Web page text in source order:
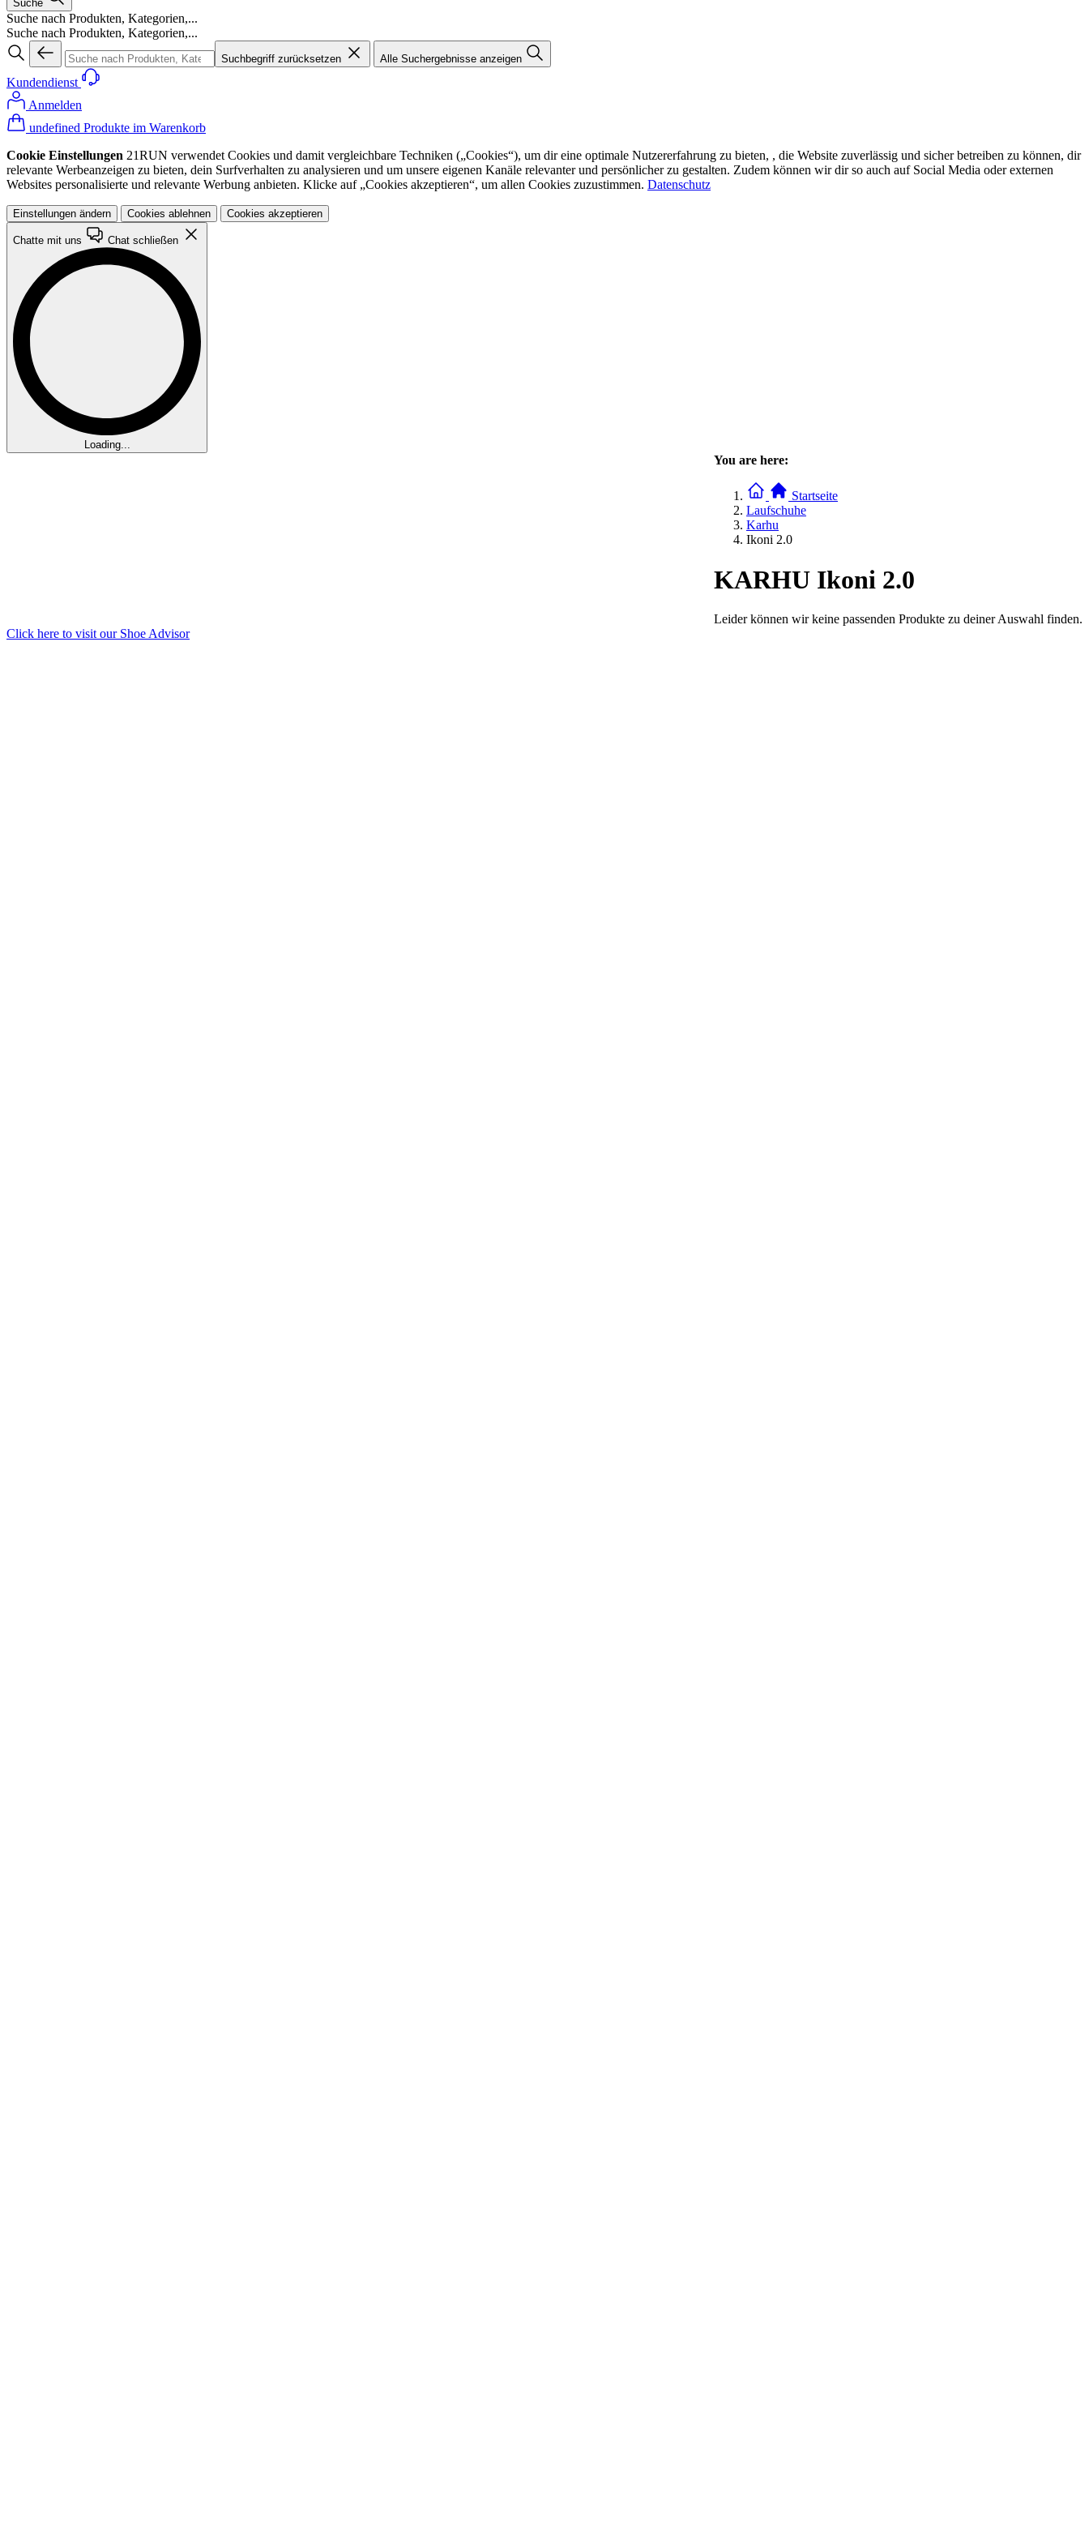
Suche
Suche nach Produkten, Kategorien,...
Suche nach Produkten, Kategorien,...
Suchbegriff zurücksetzen Alle Suchergebnisse anzeigen
Kundendienst
Anmelden
undefined Produkte im Warenkorb
Cookie Einstellungen 21RUN verwendet Cookies und damit vergleichbare Techniken („Cookies“), um dir eine optimale Nutzererfahrung zu bieten, , die Website zuverlässig und sicher betreiben zu können, dir
relevante Werbeanzeigen zu bieten, dein Surfverhalten zu analysieren und um unsere eigenen Kanäle relevanter und persönlicher zu gestalten. Zudem können wir dir so auch auf Social Media oder externen
Websites personalisierte und relevante Werbung anbieten. Klicke auf „Cookies akzeptieren“, um allen Cookies zuzustimmen. Datenschutz
Einstellungen ändern Cookies ablehnen Cookies akzeptieren
Chatte mit uns Chat schließen
Loading...
You are here:
Startseite
Laufschuhe
Karhu
Ikoni 2.0
KARHU Ikoni 2.0
Leider können wir keine passenden Produkte zu deiner Auswahl finden.
Click here to visit our Shoe Advisor